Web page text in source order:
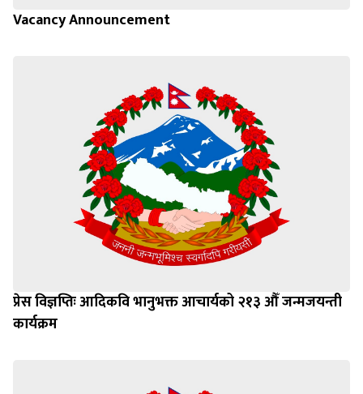
Vacancy Announcement
प्रेस विज्ञप्तिः आदिकवि भानुभक्त आचार्यको २१३ औँ जन्मजयन्ती
कार्यक्रम